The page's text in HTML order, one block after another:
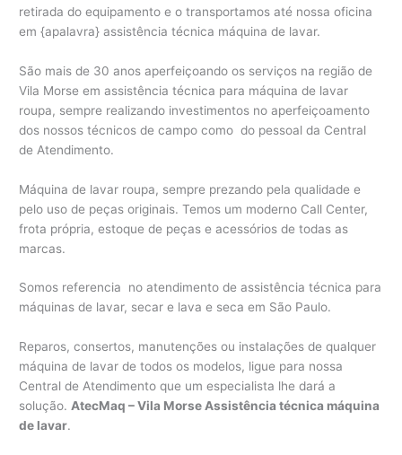
retirada do equipamento e o transportamos até nossa oficina
em {apalavra} assistência técnica máquina de lavar.
São mais de 30 anos aperfeiçoando os serviços na região de
Vila Morse em assistência técnica para máquina de lavar
roupa, sempre realizando investimentos no aperfeiçoamento
dos nossos técnicos de campo como do pessoal da Central
de Atendimento.
Máquina de lavar roupa, sempre prezando pela qualidade e
pelo uso de peças originais. Temos um moderno Call Center,
frota própria, estoque de peças e acessórios de todas as
marcas.
Somos referencia no atendimento de assistência técnica para
máquinas de lavar, secar e lava e seca em São Paulo.
Reparos, consertos, manutenções ou instalações de qualquer
máquina de lavar de todos os modelos, ligue para nossa
Central de Atendimento que um especialista lhe dará a
solução.AtecMaq – Vila Morse Assistência técnica máquina
de lavar.